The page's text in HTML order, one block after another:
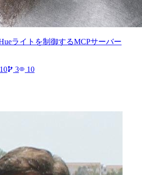
ライトを制御するMCPサーバー
10 3
10